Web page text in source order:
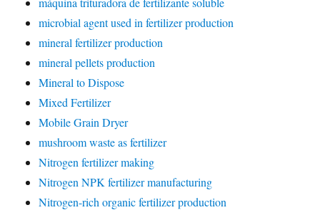
microbial agent used in fertilizer production
mineral fertilizer production
mineral pellets production
Mineral to Dispose
Mixed Fertilizer
Mobile Grain Dryer
mushroom waste as fertilizer
Nitrogen fertilizer making
Nitrogen NPK fertilizer manufacturing
Nitrogen-rich organic fertilizer production